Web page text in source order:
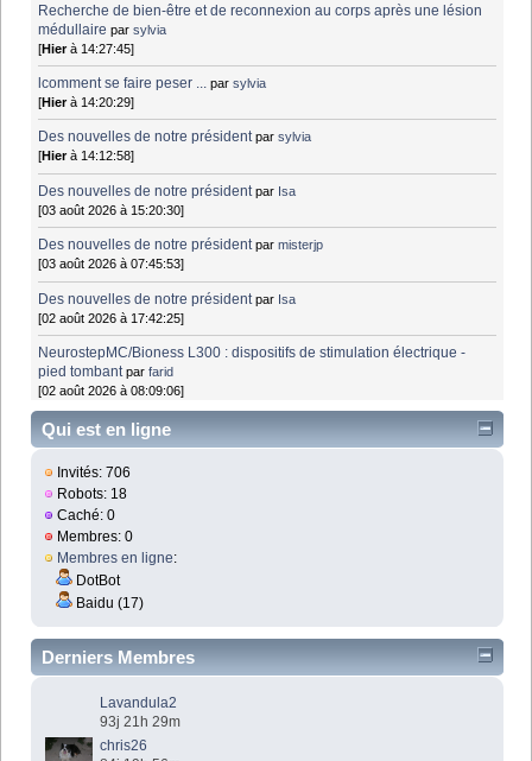
Recherche de bien-être et de reconnexion au corps après une lésion
médullaire parsylvia
[Hierà 14:27:45]
lcomment se faire peser ... parsylvia
[Hierà 14:20:29]
Des nouvelles de notre président parsylvia
[Hierà 14:12:58]
Des nouvelles de notre président par Isa
[03 août 2026 à 15:20:30]
Des nouvelles de notre président parmisterjp
[03 août 2026 à 07:45:53]
Des nouvelles de notre président par Isa
[02 août 2026 à 17:42:25]
NeurostepMC/Bioness L300 : dispositifs de stimulation électrique -
pied tombant parfarid
[02 août 2026 à 08:09:06]
Qui est en ligne
Invités: 706
Robots: 18
Caché: 0
Membres: 0
Membres en ligne:
DotBot
Baidu (17)
Derniers Membres
Lavandula2
93j 21h 29m
chris26